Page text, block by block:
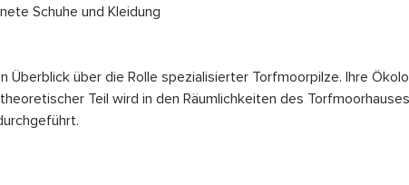
Schuhe und Kleidung
Überblick über die Rolle spezialisierter Torfmoorpilze. Ihre
Teil wird in den Räumlichkeiten des